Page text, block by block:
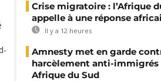
Crise migratoire : l’Afrique
appelle à une réponse
Il y a 12 heures
Amnesty met en garde
harcèlement anti-immigrés
Afrique du Sud